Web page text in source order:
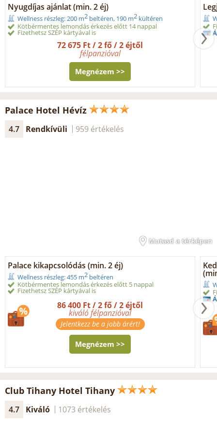
Nyugdíjas ajánlat (min. 2 éj)
Wellness részleg: 200 m2 beltéren, 190 m2 kültéren
Kötbérmentes lemondás érkezés előtt 14 nappal
Fizethetsz SZÉP kártyával is
72 675 Ft / 2 fő / 2 éjtől
félpanzióval
Megnézem >>
Palace Hotel Hévíz
4.7 Rendkívüli 959 értékelés
Mutasd a térképen
Palace kikapcsolódás (min. 2 éj)
Wellness részleg: 455 m2 beltéren
Kötbérmentes lemondás érkezés előtt 5 nappal
Fizethetsz SZÉP kártyával is
86 400 Ft / 2 fő / 2 éjtől
kiváló félpanzióval
Jelentkezz be a jobb árért!
Megnézem >>
Club Tihany Hotel Tihany
4.7 Kiváló 1073 értékelés